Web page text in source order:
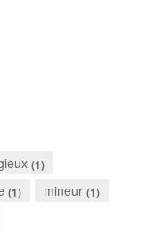
(1)
(1) mineur (1)